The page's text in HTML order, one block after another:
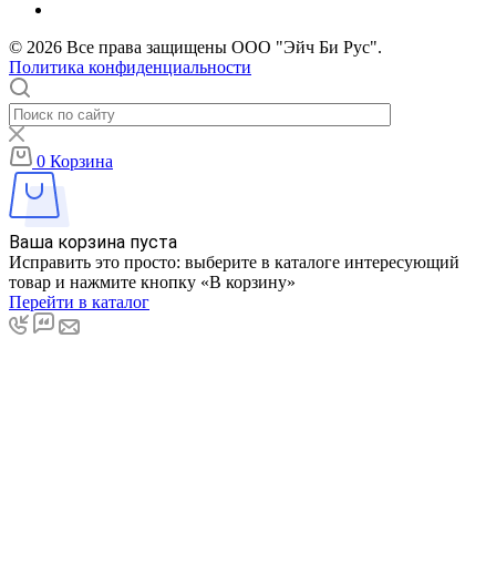
© 2026 Все права защищены ООО "Эйч Би Рус".
Политика конфиденциальности
0 Корзина
Ваша корзина пуста
Исправить это просто: выберите в каталоге интересующий
товар и нажмите кнопку «В корзину»
Перейти в каталог